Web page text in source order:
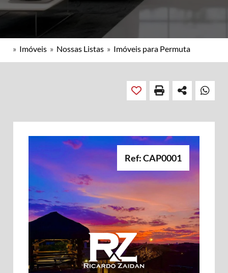
» Imóveis » Nossas Listas » Imóveis para Permuta
Ref: CAP0001